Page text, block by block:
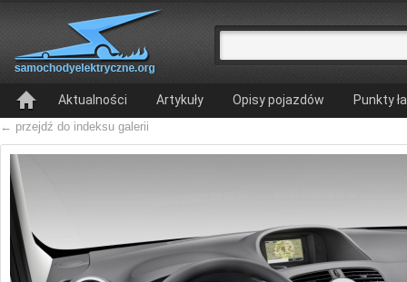
Aktualności Artykuły Opisy pojazdów Punkty
← przejdź do indeksu galerii